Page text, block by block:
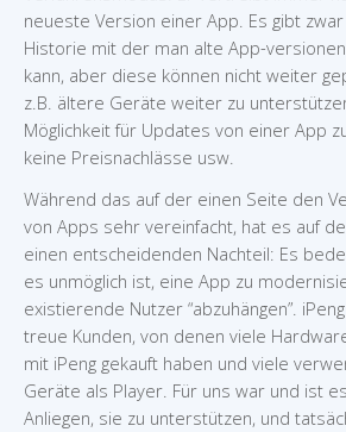
neueste Version einer App. Es gibt
Historie mit der man alte App-
kann, aber diese können nicht weiter
z.B. ältere Geräte weiter zu
Möglichkeit für Updates von einer App
keine Preisnachlässe usw.
Während das auf der einen Seite den
von Apps sehr vereinfacht, hat es auf
einen entscheidenden Nachteil: Es
es unmöglich ist, eine App zu
existierende Nutzer “abzuhängen”.
treue Kunden, von denen viele
mit iPeng gekauft haben und viele
Geräte als Player. Für uns war und ist
Anliegen, sie zu unterstützen, und